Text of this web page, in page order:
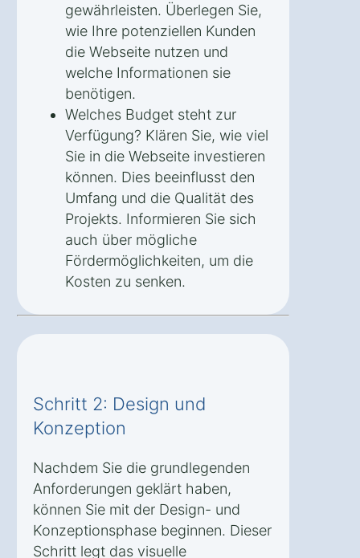
gewährleisten. Überlegen Sie,
wie Ihre potenziellen Kunden
die Webseite nutzen und
welche Informationen sie
benötigen.
Welches Budget steht zur
Verfügung? Klären Sie, wie viel
Sie in die Webseite investieren
können. Dies beeinflusst den
Umfang und die Qualität des
Projekts. Informieren Sie sich
auch über mögliche
Fördermöglichkeiten, um die
Kosten zu senken.
Schritt 2: Design und
Konzeption
Nachdem Sie die grundlegenden
Anforderungen geklärt haben,
können Sie mit der Design- und
Konzeptionsphase beginnen. Dieser
Schritt legt das visuelle